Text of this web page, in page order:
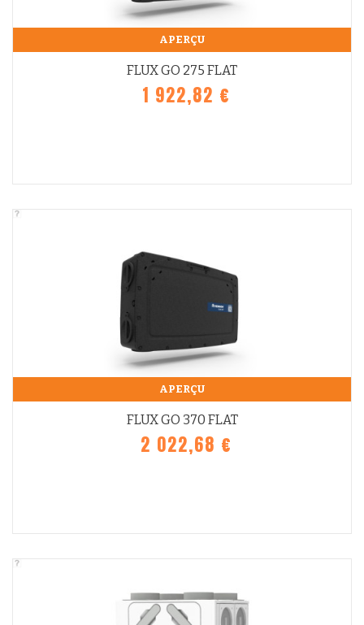
APERÇU
FLUX GO 275 FLAT
1 922,82 €
APERÇU
FLUX GO 370 FLAT
2 022,68 €